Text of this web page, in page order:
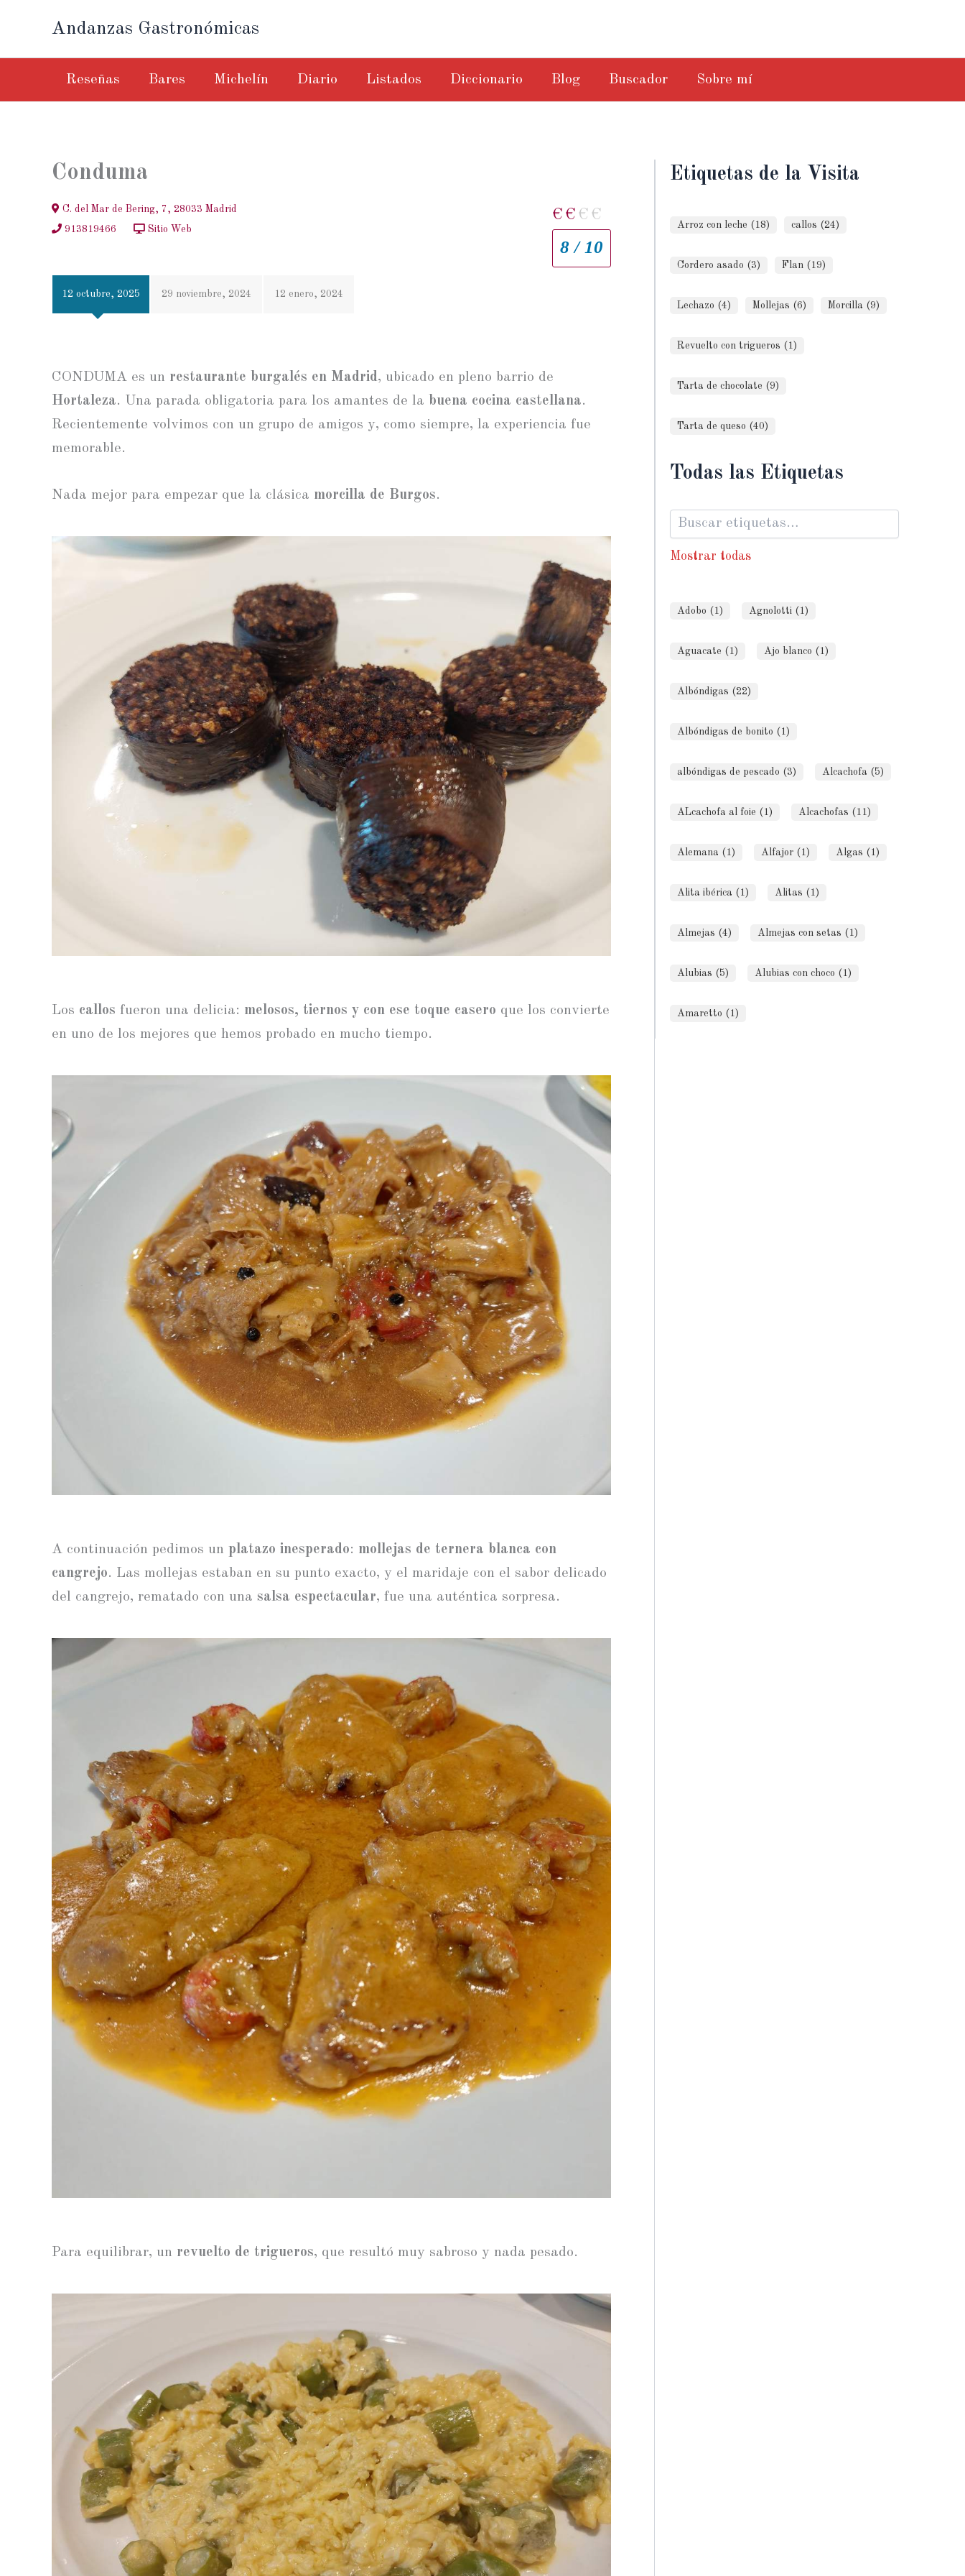
contenido
Andanzas Gastronómicas
Reseñas Bares Michelín Diario Listados Diccionario Blog Buscador Sobre mí
Conduma
C. del Mar de Bering, 7, 28033 Madrid
913819466
Sitio Web
€ € € €
8 / 10
12 octubre, 2025 29 noviembre, 2024 12 enero, 2024
CONDUMA es un restaurante burgalés en Madrid, ubicado en pleno barrio de
Hortaleza. Una parada obligatoria para los amantes de la buena cocina castellana.
Recientemente volvimos con un grupo de amigos y, como siempre, la experiencia fue
memorable.
Nada mejor para empezar que la clásica morcilla de Burgos.
Los callos fueron una delicia: melosos, tiernos y con ese toque casero que los convierte
en uno de los mejores que hemos probado en mucho tiempo.
A continuación pedimos un platazo inesperado: mollejas de ternera blanca con
cangrejo. Las mollejas estaban en su punto exacto, y el maridaje con el sabor delicado
del cangrejo, rematado con una salsa espectacular, fue una auténtica sorpresa.
Para equilibrar, un revuelto de trigueros, que resultó muy sabroso y nada pesado.
Etiquetas de la Visita
Arroz con leche (18) callos (24)
Cordero asado (3) Flan (19)
Lechazo (4) Mollejas (6) Morcilla (9)
Revuelto con trigueros (1)
Tarta de chocolate (9)
Tarta de queso (40)
Todas las Etiquetas
Mostrar todas
Adobo (1) Agnolotti (1)
Aguacate (1) Ajo blanco (1)
Albóndigas (22)
Albóndigas de bonito (1)
albóndigas de pescado (3) Alcachofa (5)
ALcachofa al foie (1) Alcachofas (11)
Alemana (1) Alfajor (1) Algas (1)
Alita ibérica (1) Alitas (1)
Almejas (4) Almejas con setas (1)
Alubias (5) Alubias con choco (1)
Amaretto (1)